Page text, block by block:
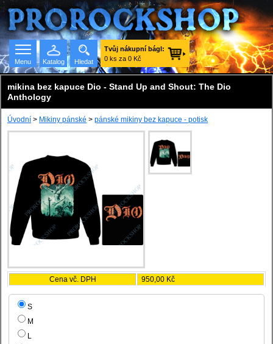
Hledat
Menu
Tvůj nákupní bágl:
0 ks za 0 Kč
mikina bez kapuce Dio - Stand Up and Shout: The Dio
Anthology
Úvodní > Mikiny pánské > pánské mikiny bez kapuce - potisk
Cena vč. DPH 950,00 Kč
S
M
L
Katalog